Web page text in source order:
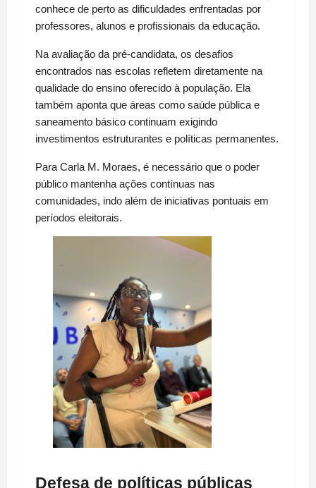
conhece de perto as dificuldades enfrentadas por
professores, alunos e profissionais da educação.
Na avaliação da pré-candidata, os desafios
encontrados nas escolas refletem diretamente na
qualidade do ensino oferecido à população. Ela
também aponta que áreas como saúde pública e
saneamento básico continuam exigindo
investimentos estruturantes e políticas permanentes.
Para Carla M. Moraes, é necessário que o poder
público mantenha ações contínuas nas
comunidades, indo além de iniciativas pontuais em
períodos eleitorais.
Defesa de políticas públicas